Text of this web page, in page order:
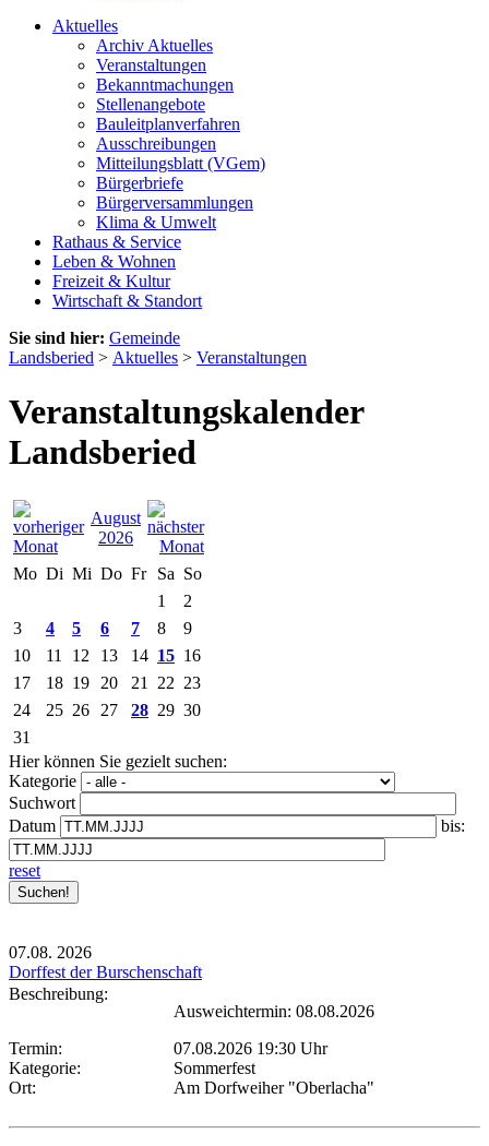
Aktuelles
Archiv Aktuelles
Veranstaltungen
Bekanntmachungen
Stellenangebote
Bauleitplanverfahren
Ausschreibungen
Mitteilungsblatt (VGem)
Bürgerbriefe
Bürgerversammlungen
Klima & Umwelt
Rathaus & Service
Leben & Wohnen
Freizeit & Kultur
Wirtschaft & Standort
Sie sind hier: Gemeinde
Landsberied > Aktuelles > Veranstaltungen
Veranstaltungskalender
Landsberied
August
2026
Mo Di Mi Do Fr Sa So
1
2
3
4 5 6 7 8
9
10
11 12 13 14 15 16
17
18 19 20 21 22 23
24
25 26 27 28 29 30
31
Hier können Sie gezielt suchen:
Kategorie
Suchwort
Datum
bis:
reset
07.08. 2026
Dorffest der Burschenschaft
Beschreibung:
Ausweichtermin: 08.08.2026
Termin:
07.08.2026 19:30 Uhr
Kategorie:
Sommerfest
Ort:
Am Dorfweiher "Oberlacha"